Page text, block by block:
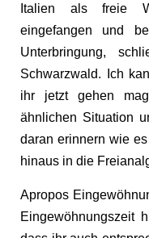
Italien als freie
eingefangen und
Unterbringung,
Schwarzwald. Ich
ihr jetzt gehen
ähnlichen Situation
daran erinnern wie
hinaus in die
Apropos
Eingewöhnungszeit